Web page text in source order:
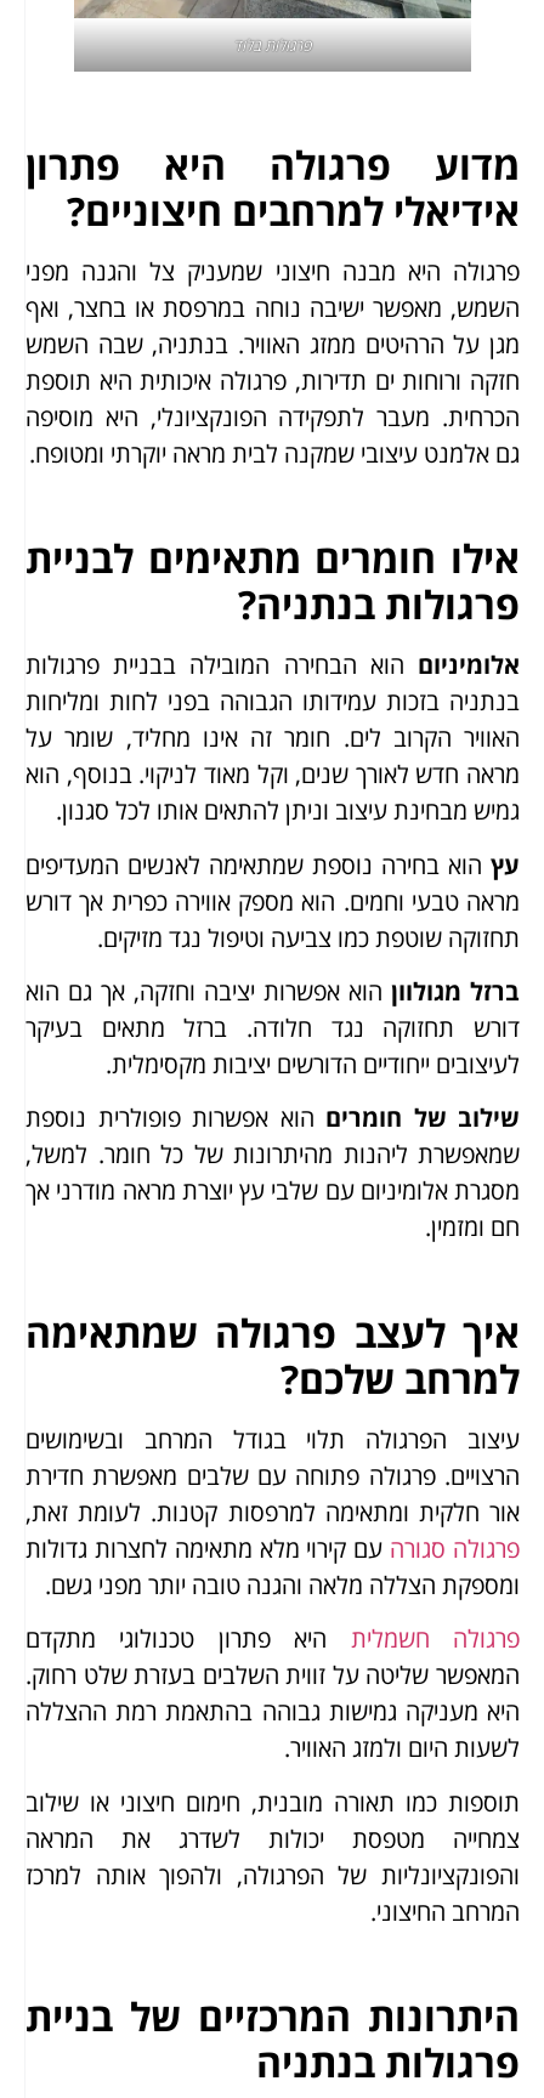
פרגולות בלוד
מדוע פרגולה היא פתרון
אידיאלי למרחבים חיצוניים?
פרגולה היא מבנה חיצוני שמעניק צל והגנה מפני
השמש, מאפשר ישיבה נוחה במרפסת או בחצר, ואף
מגן על הרהיטים ממזג האוויר. בנתניה, שבה השמש
חזקה ורוחות ים תדירות, פרגולה איכותית היא תוספת
הכרחית. מעבר לתפקידה הפונקציונלי, היא מוסיפה
גם אלמנט עיצובי שמקנה לבית מראה יוקרתי ומטופח.
אילו חומרים מתאימים לבניית
פרגולות בנתניה?
אלומיניום הוא הבחירה המובילה בבניית פרגולות
בנתניה בזכות עמידותו הגבוהה בפני לחות ומליחות
האוויר הקרוב לים. חומר זה אינו מחליד, שומר על
מראה חדש לאורך שנים, וקל מאוד לניקוי. בנוסף, הוא
גמיש מבחינת עיצוב וניתן להתאים אותו לכל סגנון.
עץ הוא בחירה נוספת שמתאימה לאנשים המעדיפים
מראה טבעי וחמים. הוא מספק אווירה כפרית אך דורש
תחזוקה שוטפת כמו צביעה וטיפול נגד מזיקים.
ברזל מגולוון הוא אפשרות יציבה וחזקה, אך גם הוא
דורש תחזוקה נגד חלודה. ברזל מתאים בעיקר
לעיצובים ייחודיים הדורשים יציבות מקסימלית.
שילוב של חומרים הוא אפשרות פופולרית נוספת
שמאפשרת ליהנות מהיתרונות של כל חומר. למשל,
מסגרת אלומיניום עם שלבי עץ יוצרת מראה מודרני אך
חם ומזמין.
איך לעצב פרגולה שמתאימה
למרחב שלכם?
עיצוב הפרגולה תלוי בגודל המרחב ובשימושים
הרצויים. פרגולה פתוחה עם שלבים מאפשרת חדירת
אור חלקית ומתאימה למרפסות קטנות. לעומת זאת,
פרגולה סגורה עם קירוי מלא מתאימה לחצרות גדולות
ומספקת הצללה מלאה והגנה טובה יותר מפני גשם.
פרגולה חשמלית היא פתרון טכנולוגי מתקדם
המאפשר שליטה על זווית השלבים בעזרת שלט רחוק.
היא מעניקה גמישות גבוהה בהתאמת רמת ההצללה
לשעות היום ולמזג האוויר.
תוספות כמו תאורה מובנית, חימום חיצוני או שילוב
צמחייה מטפסת יכולות לשדרג את המראה
והפונקציונליות של הפרגולה, ולהפוך אותה למרכז
המרחב החיצוני.
היתרונות המרכזיים של בניית
פרגולות בנתניה